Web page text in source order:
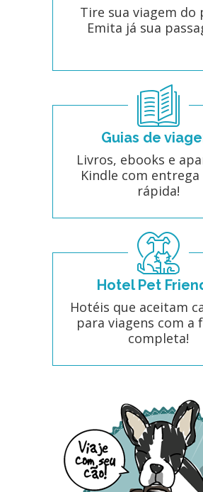
Tire sua viagem do
Emita já sua
Guias de
Livros, ebooks e
Kindle com
rápida!
Hotel Pet
Hotéis que aceitam
para viagens com a
completa!